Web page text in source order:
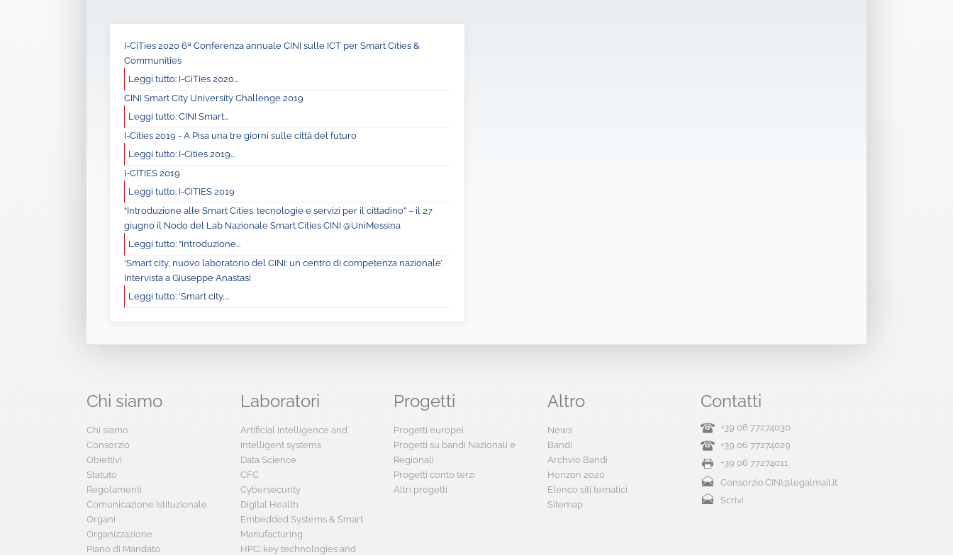
I-CiTies 2020 6ª Conferenza annuale CINI sulle ICT per Smart Cities &
Communities
Leggi tutto: I-CiTies 2020...
CINI Smart City University Challenge 2019
Leggi tutto: CINI Smart...
I-Cities 2019 - A Pisa una tre giorni sulle città del futuro
Leggi tutto: I-Cities 2019...
I-CITIES 2019
Leggi tutto: I-CITIES 2019
“Introduzione alle Smart Cities: tecnologie e servizi per il cittadino” – il 27
giugno il Nodo del Lab Nazionale Smart Cities CINI @UniMessina
Leggi tutto: “Introduzione...
‘Smart city, nuovo laboratorio del CINI: un centro di competenza nazionale’.
Intervista a Giuseppe Anastasi
Leggi tutto: ‘Smart city,...
Chi siamo
Chi siamo
Consorzio
Obiettivi
Statuto
Regolamenti
Comunicazione Istituzionale
Organi
Organizzazione
Piano di Mandato
Laboratori
Artificial Intelligence and
Intelligent systems
Data Science
CFC
Cybersecurity
Digital Health
Embedded Systems & Smart
Manufacturing
HPC: key technologies and
Progetti
Progetti europei
Progetti su bandi Nazionali e
Regionali
Progetti conto terzi
Altri progetti
Altro
News
Bandi
Archvio Bandi
Horizon 2020
Elenco siti tematici
Sitemap
Contatti
+39 06 77274030
+39 06 77274029
+39 06 77274011
Consorzio.CINI@legalmail.it
Scrivi